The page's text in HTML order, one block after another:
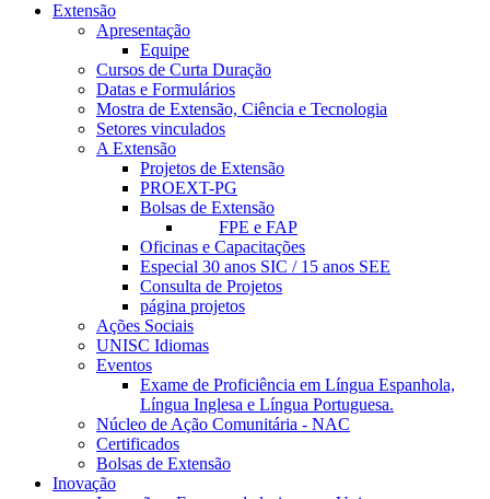
Extensão
Apresentação
Equipe
Cursos de Curta Duração
Datas e Formulários
Mostra de Extensão, Ciência e Tecnologia
Setores vinculados
A Extensão
Projetos de Extensão
PROEXT-PG
Bolsas de Extensão
FPE e FAP
Oficinas e Capacitações
Especial 30 anos SIC / 15 anos SEE
Consulta de Projetos
página projetos
Ações Sociais
UNISC Idiomas
Eventos
Exame de Proficiência em Língua Espanhola,
Língua Inglesa e Língua Portuguesa.
Núcleo de Ação Comunitária - NAC
Certificados
Bolsas de Extensão
Inovação